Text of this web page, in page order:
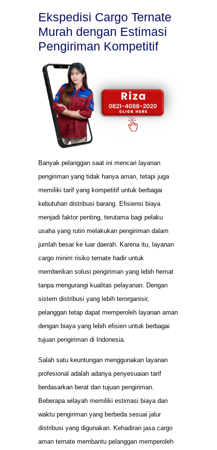
Ekspedisi Cargo Ternate
Murah dengan Estimasi
Pengiriman Kompetitif
Banyak pelanggan saat ini mencari layanan
pengiriman yang tidak hanya aman, tetapi juga
memiliki tarif yang kompetitif untuk berbagai
kebutuhan distribusi barang. Efisiensi biaya
menjadi faktor penting, terutama bagi pelaku
usaha yang rutin melakukan pengiriman dalam
jumlah besar ke luar daerah. Karena itu, layanan
cargo minim risiko ternate hadir untuk
memberikan solusi pengiriman yang lebih hemat
tanpa mengurangi kualitas pelayanan. Dengan
sistem distribusi yang lebih terorganisir,
pelanggan tetap dapat memperoleh layanan aman
dengan biaya yang lebih efisien untuk berbagai
tujuan pengiriman di Indonesia.
Salah satu keuntungan menggunakan layanan
profesional adalah adanya penyesuaian tarif
berdasarkan berat dan tujuan pengiriman.
Beberapa wilayah memiliki estimasi biaya dan
waktu pengiriman yang berbeda sesuai jalur
distribusi yang digunakan. Kehadiran jasa cargo
aman ternate membantu pelanggan memperoleh